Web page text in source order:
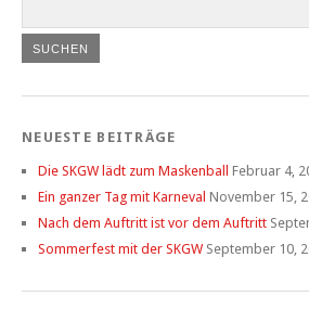
NEUESTE BEITRÄGE
Die SKGW lädt zum Maskenball
Februar 4,
Ein ganzer Tag mit Karneval November 15,
Nach dem Auftritt ist vor dem Auftritt
Sommerfest mit der SKGW September 10,